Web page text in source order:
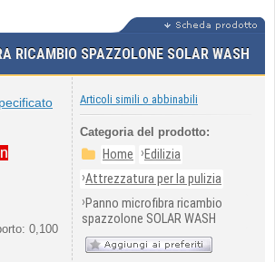
RICAMBIO SPAZZOLONE SOLAR WASH
0,100
Articoli simili o abbinabili
Categoria del prodotto:
Home ›Edilizia
›Attrezzatura per la pulizia
›Panno microfibra ricambio
spazzolone SOLAR WASH